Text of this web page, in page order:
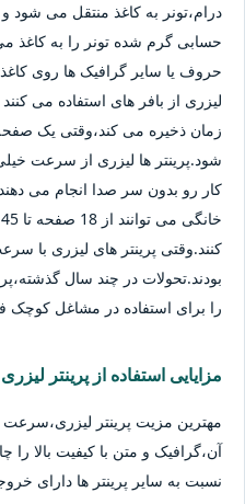
درام،تونر به کاغذ منتقل می
حسابی گرم شده تونر را به کاغذ
حروف یا سایر گرافیک ها روی
لیزری از بافر های استفاده می
زمان ذخیره می کند،وقتی یک
شود.پرینتر ها لیزری از سرعت
کار رو بدون سر صدا انجام می
کنند.وقتی پرینتر های لیزری با
بودند.تحولات در چند سال
را برای استفاده در مشاغل کوچک
مزایایی استفاده از پرینتر
مهترین مزیت پرینتر
آن،گرافیک و متن با کیفیت بالا را
نسبت به سایر پرینتر ها دارای